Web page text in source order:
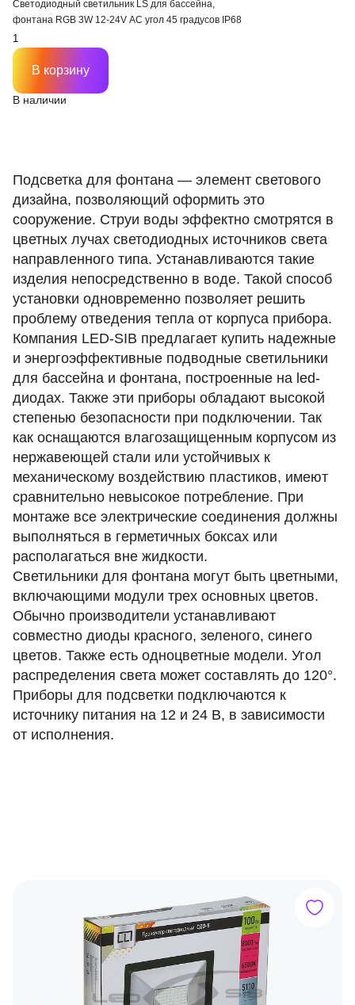
Светодиодный светильник LS для бассейна,
фонтана RGB 3W 12-24V AC угол 45 градусов IP68
В наличии
В корзину
Подсветка для фонтана — элемент светового
дизайна, позволяющий оформить это
сооружение. Струи воды эффектно смотрятся в
цветных лучах светодиодных источников света
направленного типа. Устанавливаются такие
изделия непосредственно в воде. Такой способ
установки одновременно позволяет решить
проблему отведения тепла от корпуса прибора.
Компания LED-SIB предлагает купить надежные
и энергоэффективные подводные светильники
для бассейна и фонтана, построенные на led-
диодах. Также эти приборы обладают высокой
степенью безопасности при подключении. Так
как оснащаются влагозащищенным корпусом из
нержавеющей стали или устойчивых к
механическому воздействию пластиков, имеют
сравнительно невысокое потребление. При
монтаже все электрические соединения должны
выполняться в герметичных боксах или
располагаться вне жидкости.
Светильники для фонтана могут быть цветными,
включающими модули трех основных цветов.
Обычно производители устанавливают
совместно диоды красного, зеленого, синего
цветов. Также есть одноцветные модели. Угол
распределения света может составлять до 120°.
Приборы для подсветки подключаются к
источнику питания на 12 и 24 В, в зависимости
от исполнения.